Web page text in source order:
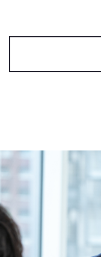
2026年08月05日
2026年03月05日
「中央自動車工業 人権
2025年11月25日
東京オートサロン2026
2013年04月01日 プ
2026年08月05日
（590KB）
2026年07月10日
譲渡制限付株式報酬と
（85KB）
2026年07月01日